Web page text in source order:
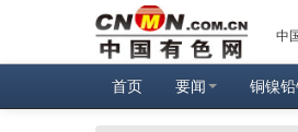
中
首页 要闻 铜镍